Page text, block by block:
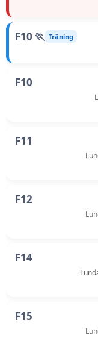
F10 🏃 Träning
F10
F11
F12
F14
F15